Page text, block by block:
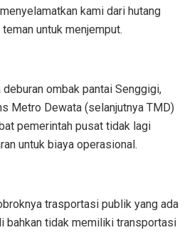
kami dari hutang
untuk menjemput.
deburan ombak pantai Senggigi,
Metro Dewata (selanjutnya TMD)
pemerintah pusat tidak lagi
untuk biaya operasional.
trasportasi publik yang ada
bahkan tidak memiliki transportasi